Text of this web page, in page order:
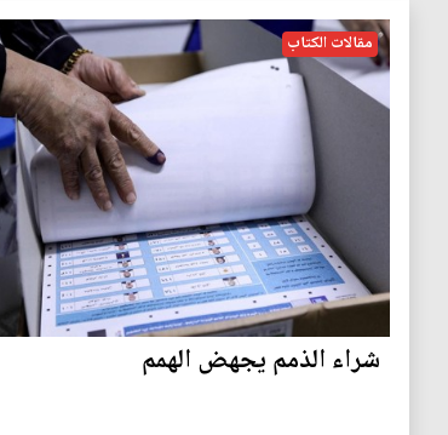
مقالات الكتاب
شراء الذمم يجهض الهمم